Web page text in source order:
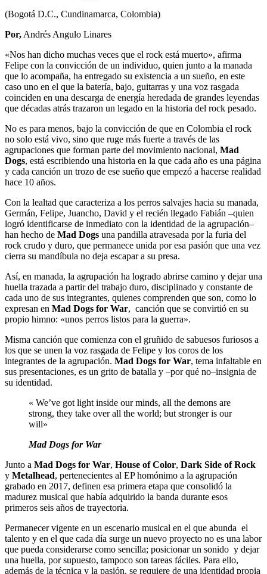
(Bogotá D.C., Cundinamarca, Colombia)
Por,Andrés Angulo Linares
«Nos han dicho muchas veces que el rock está muerto», afirma
Felipe con la convicción de un individuo, quien junto a la manada
que lo acompaña, ha entregado su existencia a un sueño, en este
caso uno en el que la batería, bajo, guitarras y una voz rasgada
coinciden en una descarga de energía heredada de grandes leyendas
que décadas atrás trazaron un legado en la historia del rock pesado.
No es para menos, bajo la convicción de que en Colombia el rock
no solo está vivo, sino que ruge más fuerte a través de las
agrupaciones que forman parte del movimiento nacional, Mad
Dogs, está escribiendo una historia en la que cada año es una página
y cada canción un trozo de ese sueño que empezó a hacerse realidad
hace 10 años.
Con la lealtad que caracteriza a los perros salvajes hacia su manada,
Germán, Felipe, Juancho, David y el recién llegado Fabián –quien
logró identificarse de inmediato con la identidad de la agrupación–
han hecho de Mad Dogs una pandilla atravesada por la furia del
rock crudo y duro, que permanece unida por esa pasión que una vez
cierra su mandíbula no deja escapar a su presa.
Así, en manada, la agrupación ha logrado abrirse camino y dejar una
huella trazada a partir del trabajo duro, disciplinado y constante de
cada uno de sus integrantes, quienes comprenden que son, como lo
expresan en Mad Dogs for War, canción que se convirtió en su
propio himno: «unos perros listos para la guerra».
Misma canción que comienza con el gruñido de sabuesos furiosos a
los que se unen la voz rasgada de Felipe y los coros de los
integrantes de la agrupación. Mad Dogs for War, tema infaltable en
sus presentaciones, es un grito de batalla y –por qué no–insignia de
su identidad.
« We’ve got light inside our minds, all the demons are
strong, they take over all the world; but stronger is our
will»
Mad Dogs for War
Junto a Mad Dogs for War, House of Color, Dark Side of Rock
y Metalhead, pertenecientes al EP homónimo a la agrupación
grabado en 2017, definen esa primera etapa que consolidó la
madurez musical que había adquirido la banda durante esos
primeros seis años de trayectoria.
Permanecer vigente en un escenario musical en el que abunda el
talento y en el que cada día surge un nuevo proyecto no es una labor
que pueda considerarse como sencilla; posicionar un sonido y dejar
una huella, por supuesto, tampoco son tareas fáciles. Para ello,
además de la técnica y la pasión, se requiere de una identidad propia